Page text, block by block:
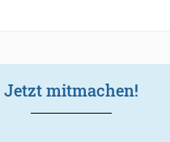
Jetzt mitmachen!